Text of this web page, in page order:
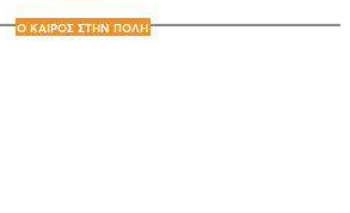
Ο ΚΑΙΡΟΣ ΣΤΗΝ ΠΟΛΗ